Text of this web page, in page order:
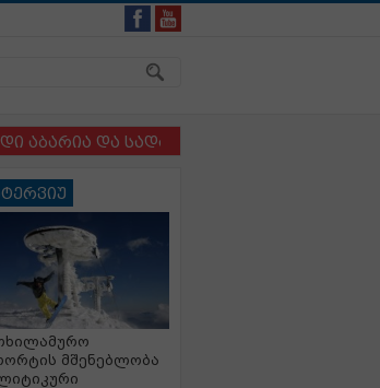
და სადაც ბავშვსა და ძაღლს
მშენებლობა